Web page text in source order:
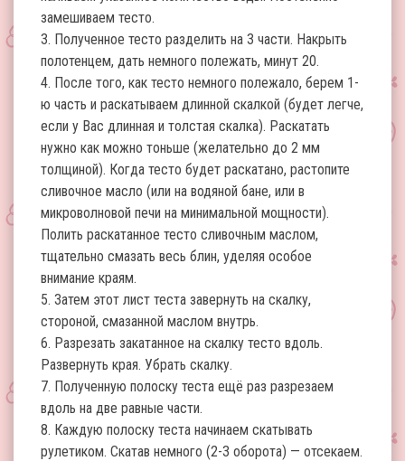
замешиваем тесто.
3. Полученное тесто разделить на 3 части. Накрыть
полотенцем, дать немного полежать, минут 20.
4. После того, как тесто немного полежало, берем 1-
ю часть и раскатываем длинной скалкой (будет легче,
если у Вас длинная и толстая скалка). Раскатать
нужно как можно тоньше (желательно до 2 мм
толщиной). Когда тесто будет раскатано, растопите
сливочное масло (или на водяной бане, или в
микроволновой печи на минимальной мощности).
Полить раскатанное тесто сливочным маслом,
тщательно смазать весь блин, уделяя особое
внимание краям.
5. Затем этот лист теста завернуть на скалку,
стороной, смазанной маслом внутрь.
6. Разрезать закатанное на скалку тесто вдоль.
Развернуть края. Убрать скалку.
7. Полученную полоску теста ещё раз разрезаем
вдоль на две равные части.
8. Каждую полоску теста начинаем скатывать
рулетиком. Скатав немного (2-3 оборота) — отсекаем.